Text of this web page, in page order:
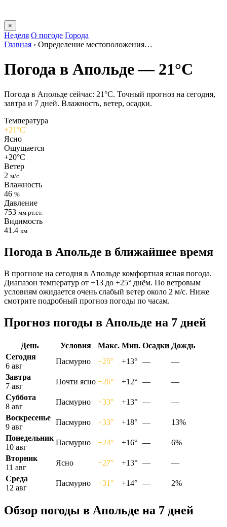
×
Неделя О погоде Города
Главная › Определение местоположения…
Погода в Апольде — 21°C
Погода в Апольде сейчас: 21°C. Точный прогноз на сегодня,
завтра и 7 дней. Влажность, ветер, осадки.
Температура
+21°C
Ясно
Ощущается
+20°C
Ветер
2 м/с
Влажность
46 %
Давление
753 мм рт.ст.
Видимость
41.4 км
Погода в Апольде в ближайшее время
В прогнозе на сегодня в Апольде комфортная ясная погода.
Диапазон температур от +13 до +25° днём. По ветровым
условиям ожидается очень слабый ветер около 2 м/с. Ниже
смотрите подробный прогноз погоды по часам.
Прогноз погоды в Апольде на 7 дней
День Условия Макс. Мин. Осадки Дождь
Сегодня
6 авг
Пасмурно +25° +13° —
—
Завтра
7 авг
Почти ясно +26° +12° —
—
Суббота
8 авг
Пасмурно +33° +13° —
—
Воскресенье
9 авг
Пасмурно +33° +18° —
13%
Понедельник
10 авг
Пасмурно +24° +16° —
6%
Вторник
11 авг
Ясно +27° +13° —
—
Среда
12 авг
Пасмурно +31° +14° — 2%
Обзор погоды в Апольде на 7 дней